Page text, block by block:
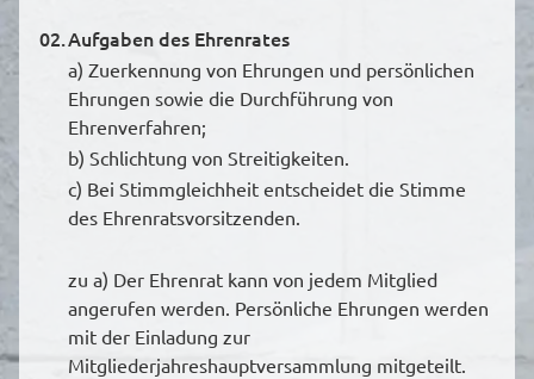
02.Aufgaben des Ehrenrates
a) Zuerkennung von Ehrungen und persönlichen
Ehrungen sowie die Durchführung von
Ehrenverfahren;
b) Schlichtung von Streitigkeiten.
c) Bei Stimmgleichheit entscheidet die Stimme
des Ehrenratsvorsitzenden.
zu a) Der Ehrenrat kann von jedem Mitglied
angerufen werden. Persönliche Ehrungen werden
mit der Einladung zur
Mitgliederjahreshauptversammlung mitgeteilt.